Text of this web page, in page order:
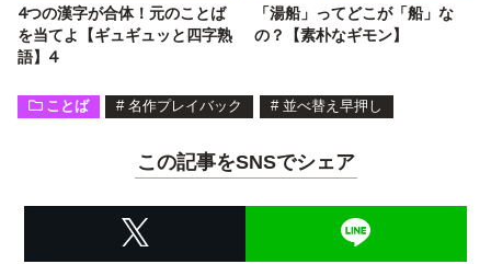
4つの漢字が合体！元のことば
を当てよ【ギュギュッと四字熟
語】4
「湯船」ってどこが「船」な
の？【素朴なギモン】
ことば # 名作プレイバック # 並べ替え早押し
この記事をSNSでシェア